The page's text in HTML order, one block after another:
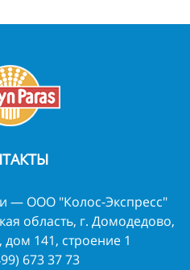
— ООО "Колос-Экспресс"
область, г. Домодедово,
141, строение 1
673 37 73